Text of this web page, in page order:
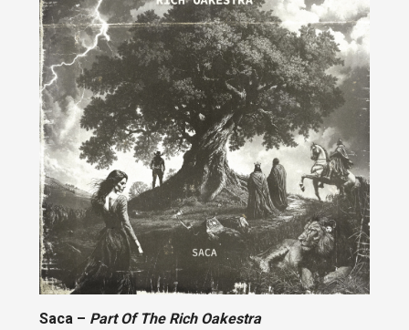
Saca – Part Of The Rich Oakestra